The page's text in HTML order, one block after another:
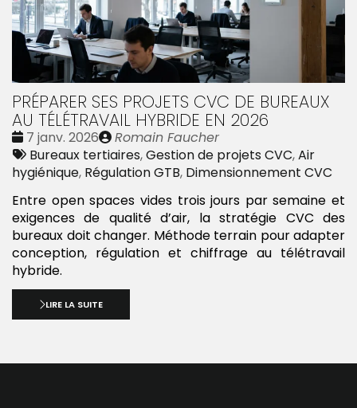
PRÉPARER SES PROJETS CVC DE BUREAUX
AU TÉLÉTRAVAIL HYBRIDE EN 2026
Date
:
7 janv. 2026
Publié
par
Romain Faucher
Tags
:
Bureaux tertiaires,Gestion de projets CVC,Air
hygiénique, Régulation GTB, Dimensionnement CVC
Entre open spaces vides trois jours par semaine et
exigences de qualité d’air, la stratégie CVC des
bureaux doit changer. Méthode terrain pour adapter
conception, régulation et chiffrage au télétravail
hybride.
LIRE LA SUITE